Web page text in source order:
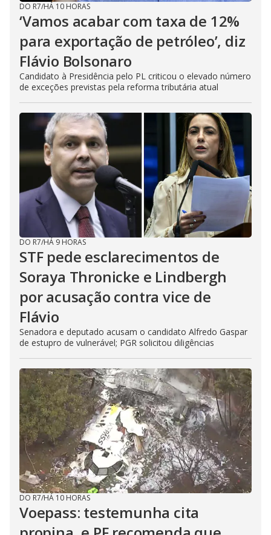
DO R7/HÁ 10 HORAS
‘Vamos acabar com taxa de 12%
para exportação de petróleo’, diz
Flávio Bolsonaro
Candidato à Presidência pelo PL criticou o elevado número
de exceções previstas pela reforma tributária atual
DO R7/HÁ 9 HORAS
STF pede esclarecimentos de
Soraya Thronicke e Lindbergh
por acusação contra vice de
Flávio
Senadora e deputado acusam o candidato Alfredo Gaspar
de estupro de vulnerável; PGR solicitou diligências
DO R7/HÁ 10 HORAS
Voepass: testemunha cita